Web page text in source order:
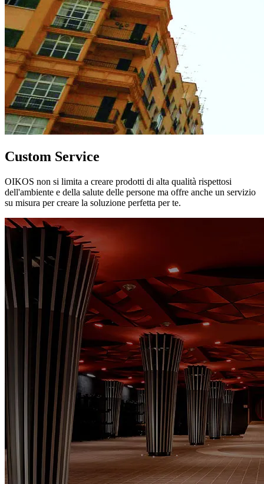
Custom Service
OIKOS non si limita a creare prodotti di alta qualità rispettosi
dell'ambiente e della salute delle persone ma offre anche un servizio
su misura per creare la soluzione perfetta per te.